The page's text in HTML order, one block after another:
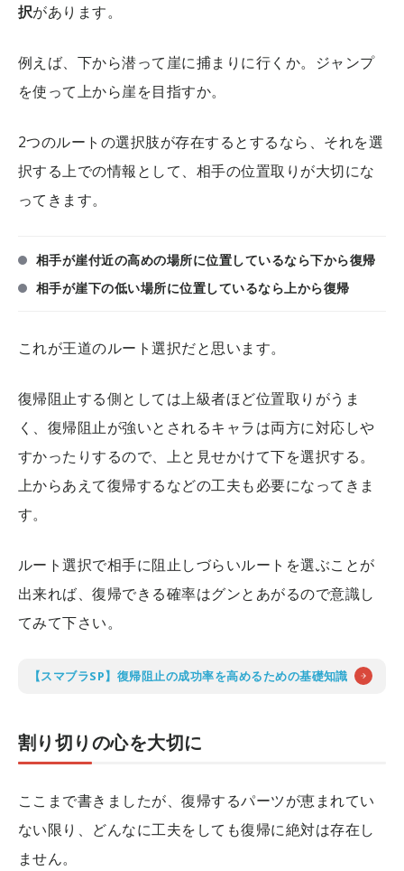
択があります。
例えば、下から潜って崖に捕まりに行くか。ジャンプ
を使って上から崖を目指すか。
2つのルートの選択肢が存在するとするなら、それを選
択する上での情報として、相手の位置取りが大切にな
ってきます。
相手が崖付近の高めの場所に位置しているなら下から復帰
相手が崖下の低い場所に位置しているなら上から復帰
これが王道のルート選択だと思います。
復帰阻止する側としては上級者ほど位置取りがうま
く、復帰阻止が強いとされるキャラは両方に対応しや
すかったりするので、上と見せかけて下を選択する。
上からあえて復帰するなどの工夫も必要になってきま
す。
ルート選択で相手に阻止しづらいルートを選ぶことが
出来れば、復帰できる確率はグンとあがるので意識し
てみて下さい。
【スマブラSP】復帰阻止の成功率を高めるための基礎知識
割り切りの心を大切に
ここまで書きましたが、復帰するパーツが恵まれてい
ない限り、どんなに工夫をしても復帰に絶対は存在し
ません。